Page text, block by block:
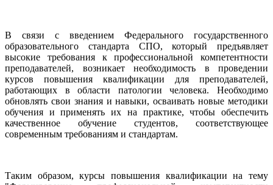
В связи с введением Федерального государственного
образовательного стандарта СПО, который предъявляет
высокие требования к профессиональной компетентности
преподавателей, возникает необходимость в проведении
курсов повышения квалификации для преподавателей,
работающих в области патологии человека. Необходимо
обновлять свои знания и навыки, осваивать новые методики
обучения и применять их на практике, чтобы обеспечить
качественное обучение студентов, соответствующее
современным требованиям и стандартам.
Таким образом, курсы повышения квалификации на тему